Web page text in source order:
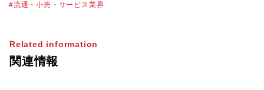
まぐるしく変わる中、転職市場にも変化は
ザー金井 篤也に最新動向を聞きました。
流通・小売・サービス業界
Related information
関連情報